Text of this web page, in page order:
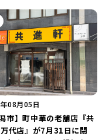
万代で相談しよう♪
08月05日
潟市】町中華の老舗店『共
代店』が7月31日に閉